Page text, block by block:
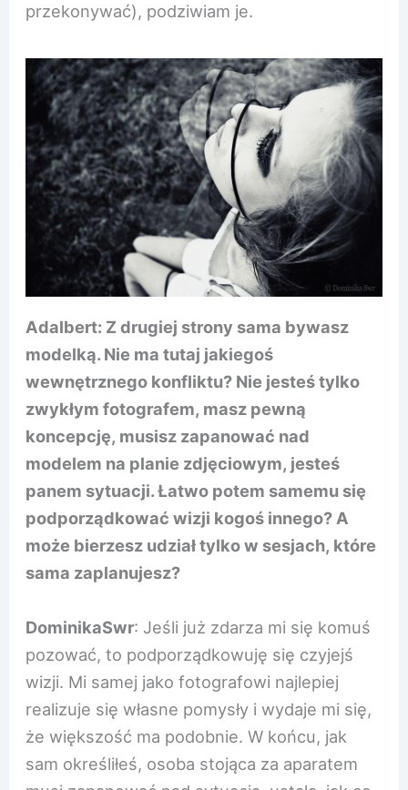
przekonywać), podziwiam je.
Adalbert: Z drugiej strony sama bywasz
modelką. Nie ma tutaj jakiegoś
wewnętrznego konfliktu? Nie jesteś tylko
zwykłym fotografem, masz pewną
koncepcję, musisz zapanować nad
modelem na planie zdjęciowym, jesteś
panem sytuacji. Łatwo potem samemu się
podporządkować wizji kogoś innego? A
może bierzesz udział tylko w sesjach, które
sama zaplanujesz?
DominikaSwr: Jeśli już zdarza mi się komuś
pozować, to podporządkowuję się czyjejś
wizji. Mi samej jako fotografowi najlepiej
realizuje się własne pomysły i wydaje mi się,
że większość ma podobnie. W końcu, jak
sam określiłeś, osoba stojąca za aparatem